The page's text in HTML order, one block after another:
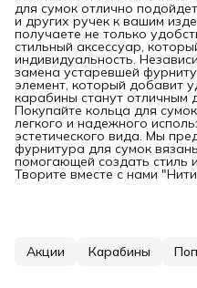
для сумок отлично
и других ручек к вашим
получаете не только
стильный аксессуар,
индивидуальность.
замена устаревшей
элемент, который добавит
карабины станут отличным
Покупайте кольца для
легкого и надежного
эстетического вида. Мы
фурнитура для сумок
помогающей создать стиль
Творите вместе с нами
Акции Карабины